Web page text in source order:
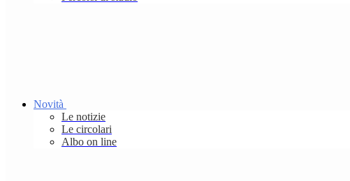
Novità
Le notizie
Le circolari
Albo on line